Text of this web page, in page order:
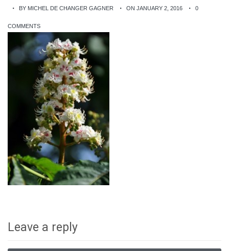
BY MICHEL DE CHANGER GAGNER ON JANUARY 2, 2016 0
COMMENTS
Leave a reply